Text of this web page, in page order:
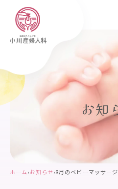
お知
ホーム›お知らせ›8月のベビーマッサー